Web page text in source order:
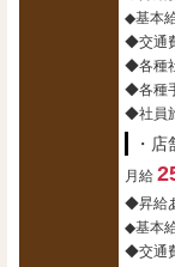
◆基本
◆交通
◆各種
◆各種
◆社員
・
月給
◆昇給
◆基本
◆交通